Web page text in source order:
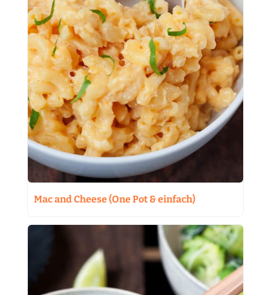
Mac and Cheese (One Pot & einfach)